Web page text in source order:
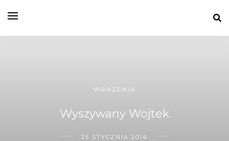
WRAŻENIA
Wyszywany Wojtek
25 STYCZNIA 2014